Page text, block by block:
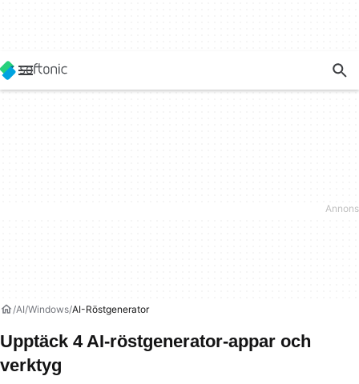
AI Windows AI-Röstgenerator
Upptäck 4 AI-röstgenerator-appar och
verktyg